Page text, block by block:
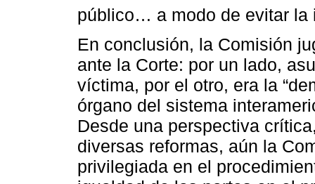
público… a modo de evitar la
En conclusión, la Comisión
ante la Corte: por un lado,
víctima, por el otro, era la
órgano del sistema
Desde una perspectiva
diversas reformas, aún la
privilegiada en el